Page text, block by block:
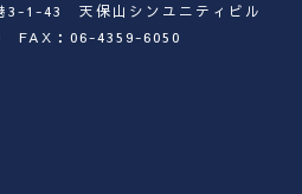
3-1-43 天保山シンユニティビル
FAX：06-4359-6050